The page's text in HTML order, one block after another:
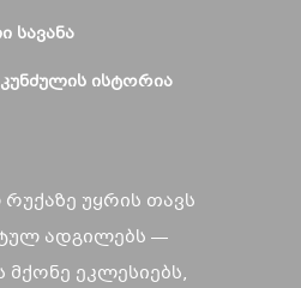
ᲡᲐᲕᲐᲜᲐ
ᲘᲡᲢᲝᲠᲘᲐ
უყრის თავს
ადგილებს —
მქონე ეკლესიებს,